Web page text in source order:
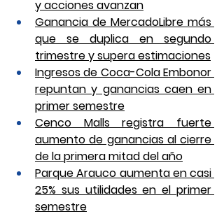
y acciones avanzan
Ganancia de MercadoLibre más
que se duplica en segundo
trimestre y supera estimaciones
Ingresos de Coca-Cola Embonor
repuntan y ganancias caen en
primer semestre
Cenco Malls registra fuerte
aumento de ganancias al cierre
de la primera mitad del año
Parque Arauco aumenta en casi
25% sus utilidades en el primer
semestre